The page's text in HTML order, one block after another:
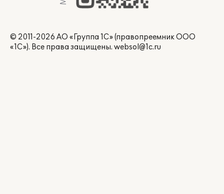
© 2011-2026 АО «Группа 1С» (правопреемник ООО
«1С»). Все права защищены. websol@1c.ru